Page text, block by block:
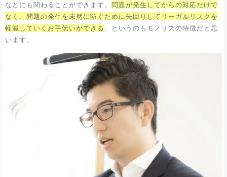
などにも関わることができます。 問題が発生してからの対応だけで
なく、問題の発生を未然に防ぐために先回りしてリーガルリスクを
軽減していくお手伝いができる、というのもモノリスの特徴だと思
います。